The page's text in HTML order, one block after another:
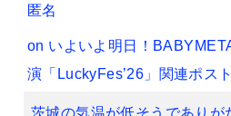
匿名
on いよいよ明日！
演「LuckyFes’26」関連ポスト
茨城の気温が低そうでありが